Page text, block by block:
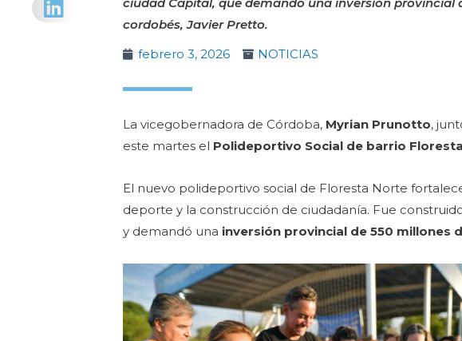
cordobés, Javier Pretto.
febrero 3, 2026
NOTICIAS
La vicegobernadora de Córdoba, Myrian Prunotto,
este martes el Polideportivo Social de barrio
El nuevo polideportivo social de Floresta Norte
deporte y la construcción de ciudadanía. Fue
y demandó una inversión provincial de 550 millones